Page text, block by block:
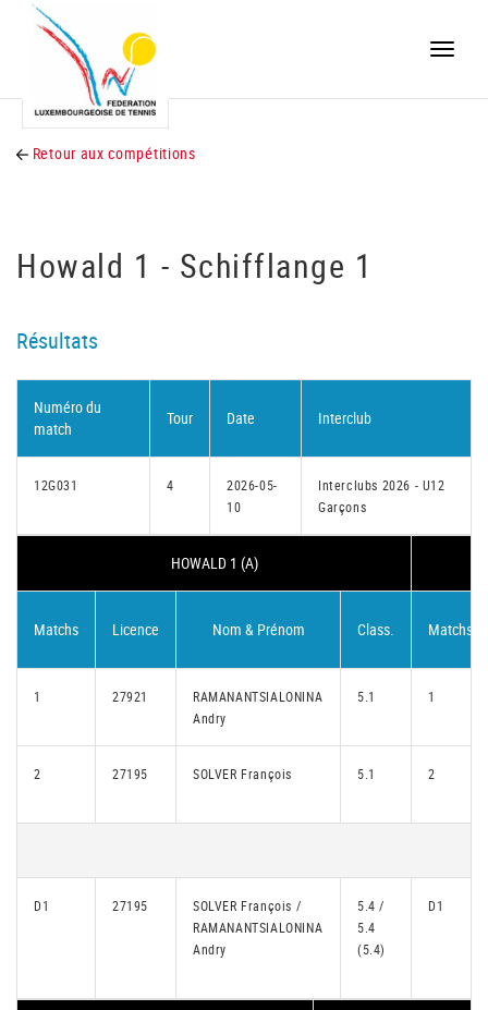
Toggle
Retour aux compétitions
Howald 1 - Schifflange 1
Résultats
Numéro du
match
Tour Date Interclub
12G031 4
2026-05-
10
Interclubs 2026 - U12
Garçons
HOWALD 1 (A)
Matchs Licence Nom & Prénom Class. Matchs
1 27921
RAMANANTSIALONINA
Andry
5.1 1
2 27195 SOLVER François 5.1 2
D1 27195
SOLVER François /
RAMANANTSIALONINA
Andry
5.4 /
5.4
(5.4)
D1